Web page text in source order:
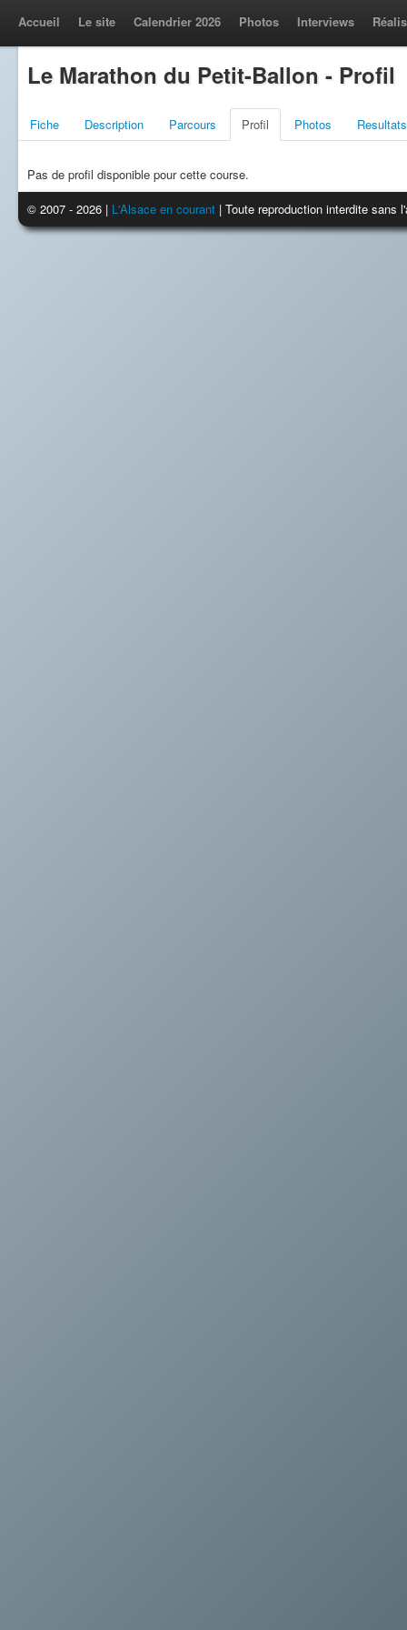
Accueil Le site Calendrier 2026 Photos Interviews
Le Marathon du Petit-Ballon - Profil
Fiche Description Parcours Profil Photos Resultats
Pas de profil disponible pour cette course.
© 2007 - 2026 | L'Alsace en courant | Toute reproduction interdite sans